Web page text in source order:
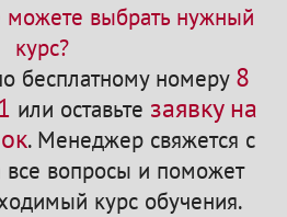
выбрать нужный
курс?
бесплатному номеру 8
или оставьте заявку на
.Менеджер свяжется с
все вопросы и поможет
курс обучения.